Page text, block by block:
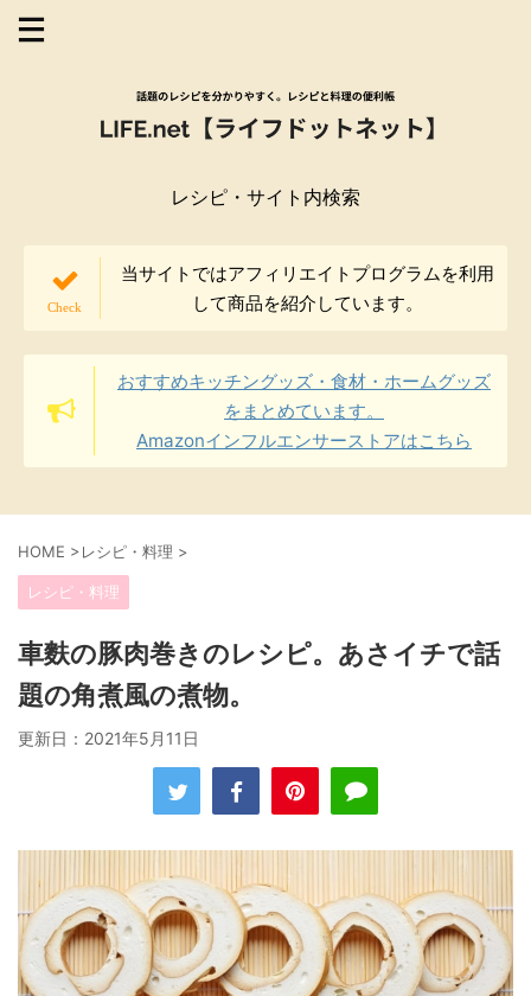
レシピ・サイト内検索
当サイトではアフィリエイトプログラムを利用
して商品を紹介しています。
おすすめキッチングッズ・食材・ホームグッズ
をまとめています。
Amazonインフルエンサーストアはこちら
HOME >レシピ・料理 >
レシピ・料理
車麩の豚肉巻きのレシピ。あさイチで話
題の角煮風の煮物。
更新日： 2021年5月11日